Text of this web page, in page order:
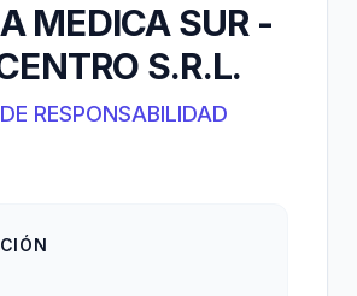
MEDICA SUR -
S.R.L.
RESPONSABILIDAD